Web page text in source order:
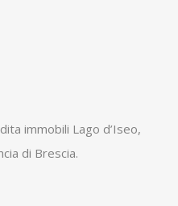
immobili Lago d’Iseo,
di Brescia.